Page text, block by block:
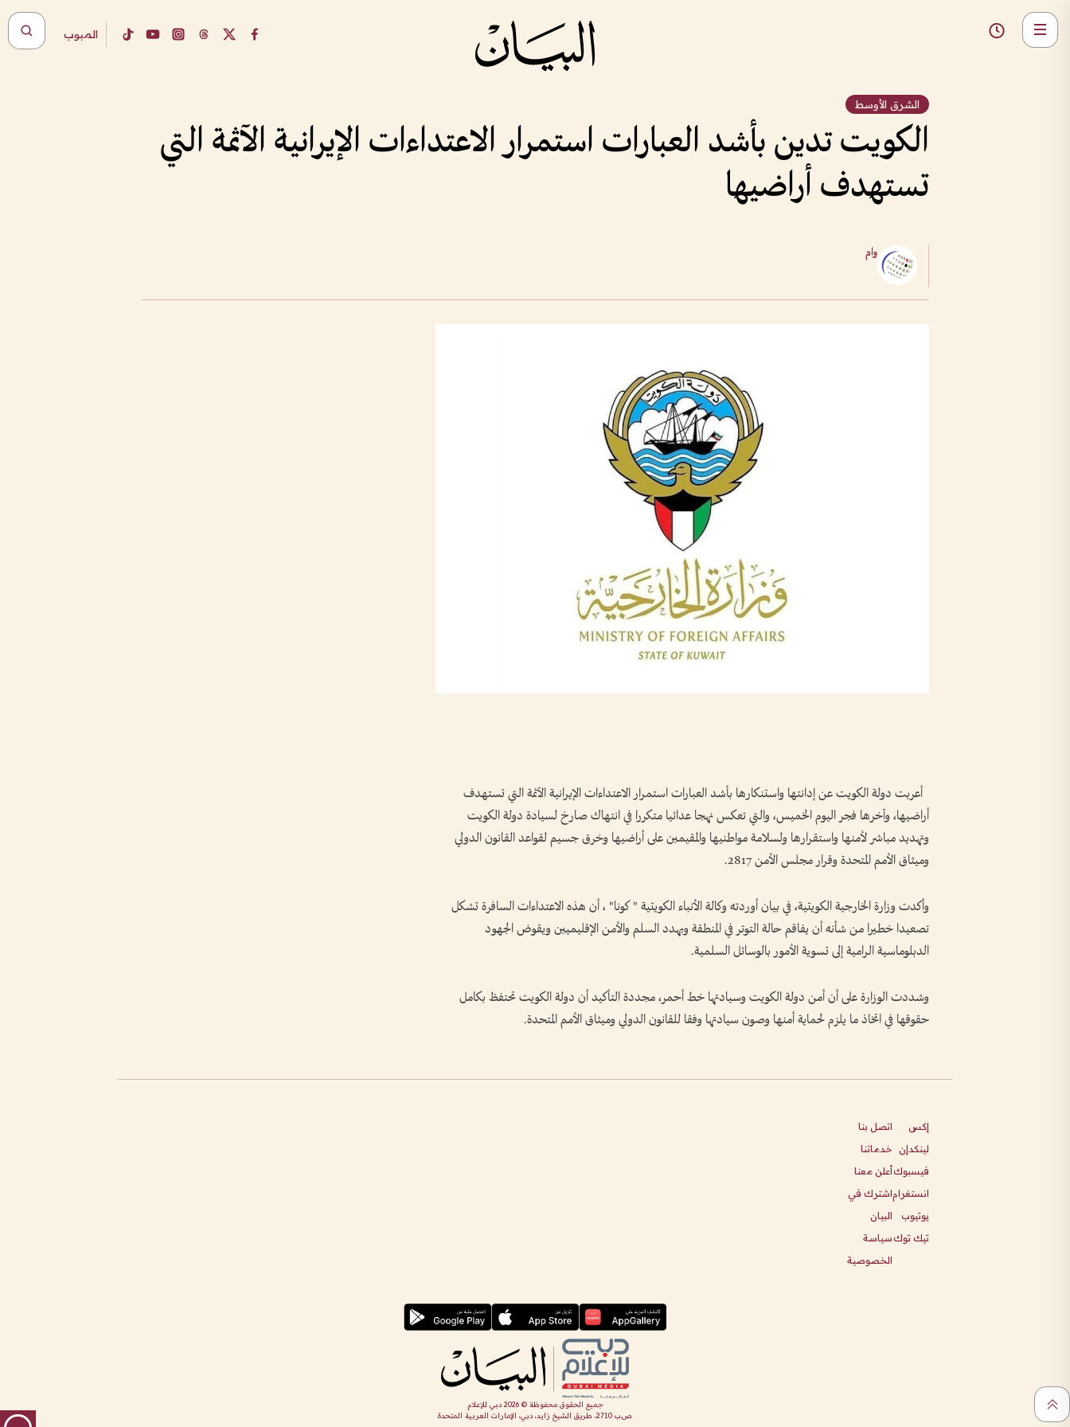
المبوب
الشرق الأوسط
الكويت تدين بأشد العبارات استمرار الاعتداءات الإيرانية الآثمة التي
تستهدف أراضيها
وام
أعربت دولة الكويت عن إدانتها واستنكارها بأشد العبارات استمرار الاعتداءات الإيرانية الآثمة التي تستهدف
أراضيها، وآخرها فجر اليوم الخميس، والتي تعكس نهجا عدائيا متكررا في انتهاك صارخ لسيادة دولة الكويت
وتهديد مباشر لأمنها واستقرارها ولسلامة مواطنيها والمقيمين على أراضيها وخرق جسيم لقواعد القانون الدولي
وميثاق الأمم المتحدة وقرار مجلس الأمن 2817.
وأكدت وزارة الخارجية الكويتية، في بيان أوردته وكالة الأنباء الكويتية " كونا" ، أن هذه الاعتداءات السافرة تشكل
تصعيدا خطيرا من شأنه أن يفاقم حالة التوتر في المنطقة ويهدد السلم والأمن الإقليميين ويقوض الجهود
الدبلوماسية الرامية إلى تسوية الأمور بالوسائل السلمية.
وشددت الوزارة على أن أمن دولة الكويت وسيادتها خط أحمر، مجددة التأكيد أن دولة الكويت تحتفظ بكامل
حقوقها في اتخاذ ما يلزم لحماية أمنها وصون سيادتها وفقا للقانون الدولي وميثاق الأمم المتحدة.
إكس
لينكدإن
فيسبوك
انستغرام
يوتيوب
تيك توك
اتصل بنا
خدماتنا
أعلن معنا
اشترك في
البيان
سياسة
الخصوصية
جميع الحقوق محفوظة ©2026 دبي للإعلام
ص.ب 2710، طريق الشيخ زايد، دبي، الإمارات العربية المتحدة